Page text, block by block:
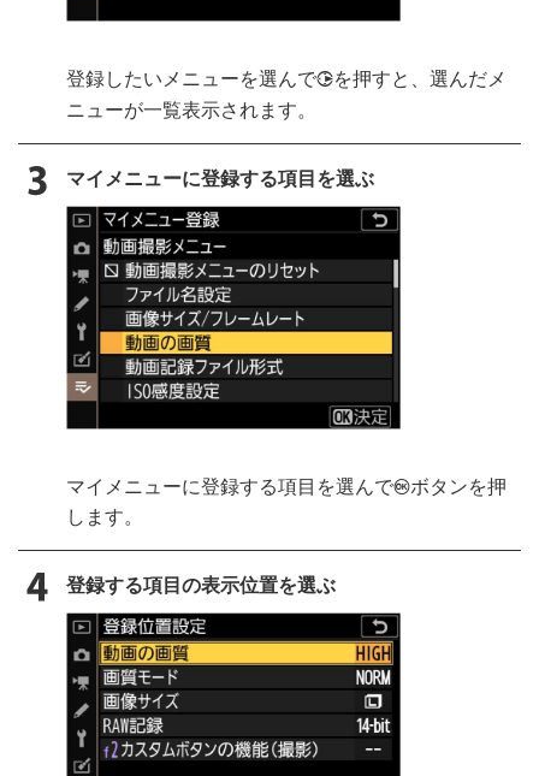
登録したいメニューを選んで2を押すと、選んだメ
ニューが一覧表示されます。
マイメニューに登録する項目を選ぶ
マイメニューに登録する項目を選んでJボタンを押
します。
登録する項目の表示位置を選ぶ